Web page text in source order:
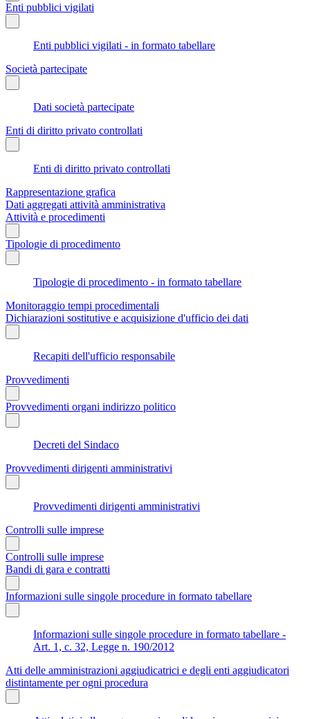
Enti pubblici vigilati
Enti pubblici vigilati - in formato tabellare
Società partecipate
Dati società partecipate
Enti di diritto privato controllati
Enti di diritto privato controllati
Rappresentazione grafica
Dati aggregati attività amministrativa
Attività e procedimenti
Tipologie di procedimento
Tipologie di procedimento - in formato tabellare
Monitoraggio tempi procedimentali
Dichiarazioni sostitutive e acquisizione d'ufficio dei dati
Recapiti dell'ufficio responsabile
Provvedimenti
Provvedimenti organi indirizzo politico
Decreti del Sindaco
Provvedimenti dirigenti amministrativi
Provvedimenti dirigenti amministrativi
Controlli sulle imprese
Controlli sulle imprese
Bandi di gara e contratti
Informazioni sulle singole procedure in formato tabellare
Informazioni sulle singole procedure in formato tabellare -
Art. 1, c. 32, Legge n. 190/2012
Atti delle amministrazioni aggiudicatrici e degli enti aggiudicatori
distintamente per ogni procedura